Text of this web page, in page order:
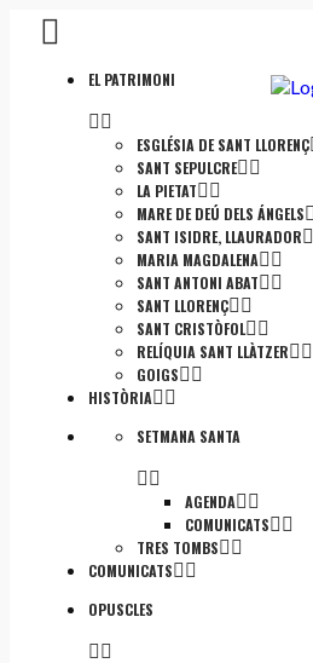
EL PATRIMONI
ESGLÉSIA DE SANT LLORENÇ
SANT SEPULCRE
LA PIETAT
MARE DE DEÚ DELS ÁNGELS
SANT ISIDRE, LLAURADOR
MARIA MAGDALENA
SANT ANTONI ABAT
SANT LLORENÇ
SANT CRISTÒFOL
RELÍQUIA SANT LLÀTZER
GOIGS
HISTÒRIA
SETMANA SANTA
AGENDA
COMUNICATS
TRES TOMBS
COMUNICATS
OPUSCLES